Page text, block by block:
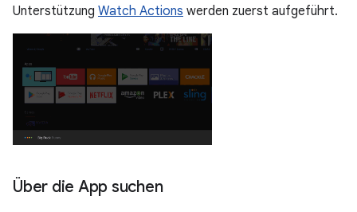
Unterstützung Watch Actions werden zuerst aufgeführt.
Über die App suchen